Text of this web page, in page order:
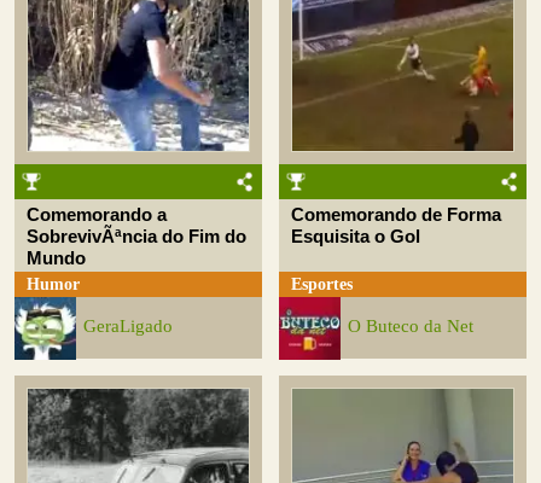
Comemorando a
SobrevivÃªncia do Fim do
Mundo
Humor
GeraLigado
Comemorando de Forma
Esquisita o Gol
Esportes
O Buteco da Net